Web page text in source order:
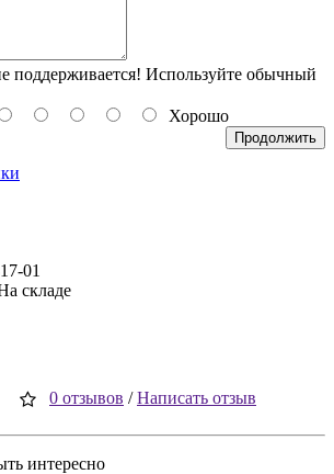
поддерживается! Используйте обычный
Хорошо
Продолжить
01
складе
0 отзывов /Написать отзыв
интересно